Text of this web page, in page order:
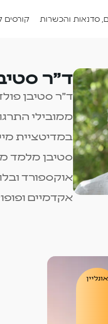
סדנאות והכשרות קורסים
ד"ר
ד"ר סטיבן
ממובילי
אוקספורד
אקדמיים
אונליין